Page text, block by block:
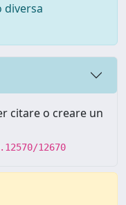
diversa
citare o creare un
12670